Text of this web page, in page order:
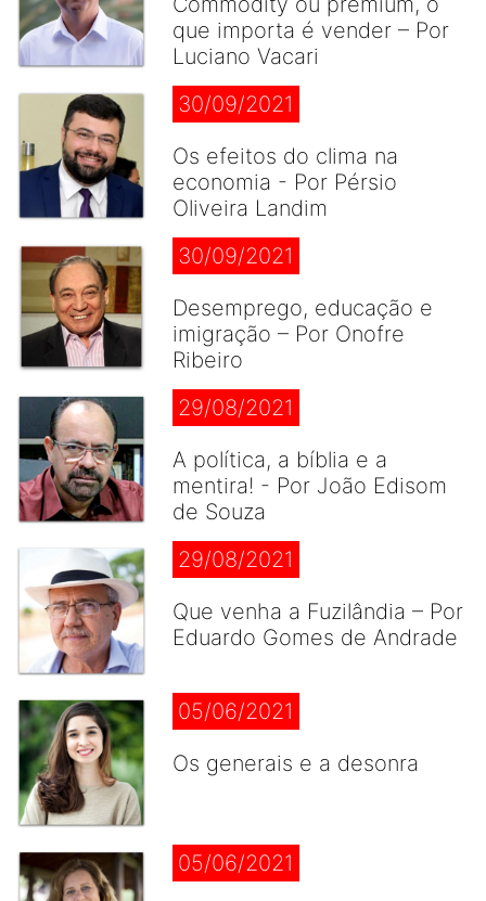
que importa é vender – Por
Luciano Vacari
30/09/2021
Os efeitos do clima na
economia - Por Pérsio
Oliveira Landim
30/09/2021
Desemprego, educação e
imigração – Por Onofre
Ribeiro
29/08/2021
A política, a bíblia e a
mentira! - Por João Edisom
de Souza
29/08/2021
Que venha a Fuzilândia – Por
Eduardo Gomes de Andrade
05/06/2021
Os generais e a desonra
05/06/2021